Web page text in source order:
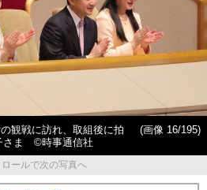
観戦に訪れ、取組後に拍
さま ©時事通信社
(画像 16/195)
ールで次の写真へ